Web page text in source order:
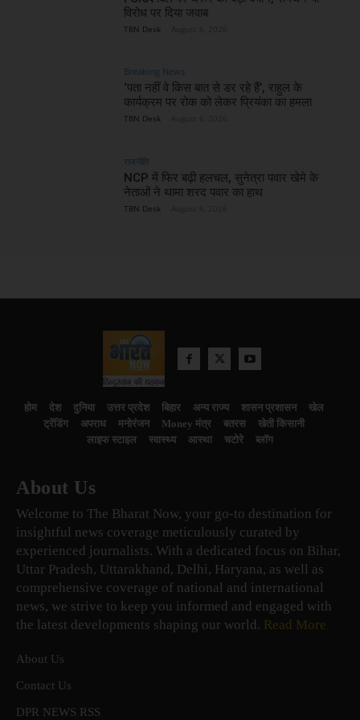
विरोध पर दिया जवाब
TBN Desk
Breaking News
‘पता नहीं वे किस बात से डर रहे हैं’, राहुल के
कार्यक्रम पर रोक को लेकर प्रियंका का हमला
TBN Desk
राजनीति
NCP में फिर बढ़ी हलचल, सुनेत्रा पवार खेमे के
नेताओं ने थामा शरद पवार का हाथ
TBN Desk
होम देश दुनिया उत्तर प्रदेश बिहार अन्य राज्य शासन प्रशासन
खेल
ट्रेंडिंग
अपराध मनोरंजन Money मंत्र बतरस
खेती किसानी
लाइफ स्टाइल
स्वास्थ्य आस्था चटोरे ब्लॉग
About Us
Welcome to The Bharat Now, your go-to destination for
insightful news coverage meticulously curated by
experienced journalists. With a dedicated focus on Bihar,
Uttar Pradesh, Uttarakhand, Delhi, Haryana, as well as
comprehensive coverage of national and international
news, we strive to keep you informed and engaged with
the latest developments shaping our world. Read More
About Us
Contact Us
DPR NEWS RSS